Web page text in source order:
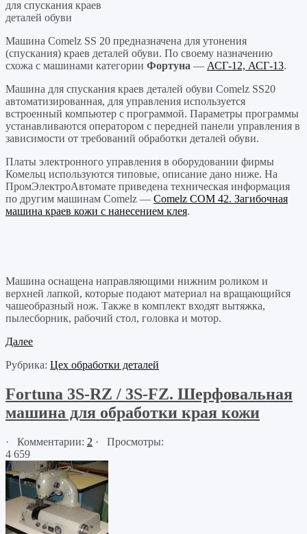
для спускания краев
деталей обуви
Машина Comelz SS 20 предназначена для утонения
(спускания) краев деталей обуви. По своему назначению
схожа с машинами категории Фортуна — АСГ-12, АСГ-13.
Машина для спускания краев деталей обуви Comelz SS20
автоматизированная, для управления используется
встроенный компьютер с программой. Параметры программы
устанавливаются оператором с передней панели управления в
зависимости от требований обработки деталей обуви.
Платы электронного управления в оборудовании фирмы
Комельц используются типовые, описание дано ниже. На
ПромЭлектроАвтомате приведена техническая информация
по другим машинам Comelz — Comelz COM 42. Загибочная
машина краев кожи с нанесением клея.
Машина оснащена направляющими нижним роликом и
верхней лапкой, которые подают материал на вращающийся
чашеобразный нож. Также в комплект входят вытяжка,
пылесборник, рабочий стол, головка и мотор.
Далее
Рубрика: Цех обработки деталей
Fortuna 3S-RZ / 3S-FZ. Шерфовальная
машина для обработки края кожи
· Комментарии: 2 · Просмотры:
4 659